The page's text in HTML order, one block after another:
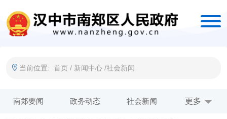
当前位置: 首页 / 新闻中心 /社会新闻
南郑要闻 政务动态 社会新闻 公示公告
更多